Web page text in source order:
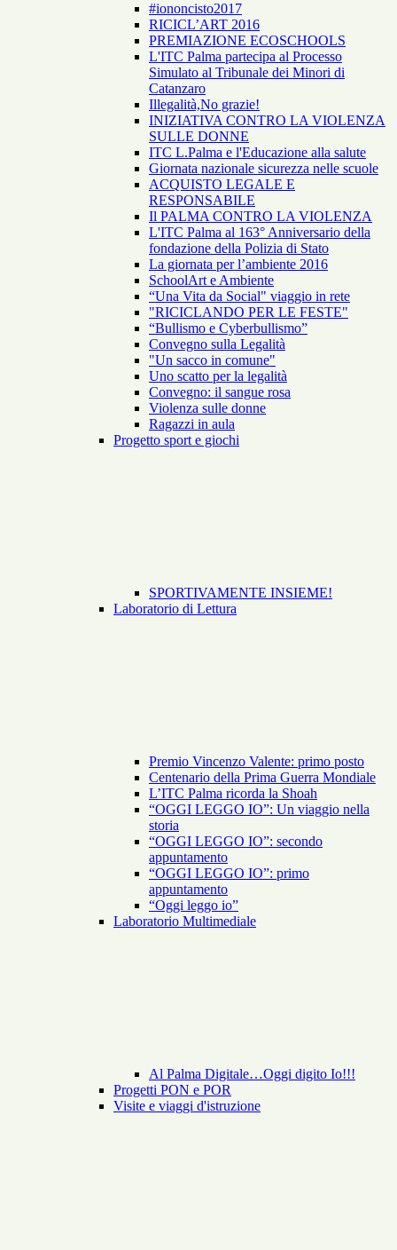
#iononcisto2017
RICICL’ART 2016
PREMIAZIONE ECOSCHOOLS
L'ITC Palma partecipa al Processo
Simulato al Tribunale dei Minori di
Catanzaro
Illegalità,No grazie!
INIZIATIVA CONTRO LA VIOLENZA
SULLE DONNE
ITC L.Palma e l'Educazione alla salute
Giornata nazionale sicurezza nelle scuole
ACQUISTO LEGALE E
RESPONSABILE
Il PALMA CONTRO LA VIOLENZA
L'ITC Palma al 163° Anniversario della
fondazione della Polizia di Stato
La giornata per l’ambiente 2016
SchoolArt e Ambiente
“Una Vita da Social" viaggio in rete
"RICICLANDO PER LE FESTE"
“Bullismo e Cyberbullismo”
Convegno sulla Legalità
"Un sacco in comune"
Uno scatto per la legalità
Convegno: il sangue rosa
Violenza sulle donne
Ragazzi in aula
Progetto sport e giochi
SPORTIVAMENTE INSIEME!
Laboratorio di Lettura
Premio Vincenzo Valente: primo posto
Centenario della Prima Guerra Mondiale
L’ITC Palma ricorda la Shoah
“OGGI LEGGO IO”: Un viaggio nella
storia
“OGGI LEGGO IO”: secondo
appuntamento
“OGGI LEGGO IO”: primo
appuntamento
“Oggi leggo io”
Laboratorio Multimediale
Al Palma Digitale…Oggi digito Io!!!
Progetti PON e POR
Visite e viaggi d'istruzione